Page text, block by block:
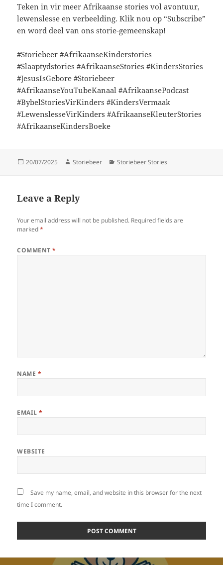
Teken in vir meer Afrikaanse stories vol avontuur,
lewenslesse en verbeelding. Klik nou op “Subscribe”
en word deel van ons storie-gemeenskap!
#Storiebeer #AfrikaanseKinderstories
#Slaaptydstories #AfrikaanseStories #KindersStories
#JesusIsGebore #Storiebeer
#AfrikaanseYouTubeKanaal #AfrikaansePodcast
#BybelStoriesVirKinders #KindersVermaak
#LewenslesseVirKinders #AfrikaanseKleuterStories
#AfrikaanseKindersBoeke
Posted
20/07/2025 Author
Storiebeer Categories
Storiebeer Stories
Leave a Reply
Your email address will not be published. Required fields are
marked*
COMMENT*
NAME *
EMAIL*
WEBSITE
Save my name, email, and website in this browser for the next
time I comment.